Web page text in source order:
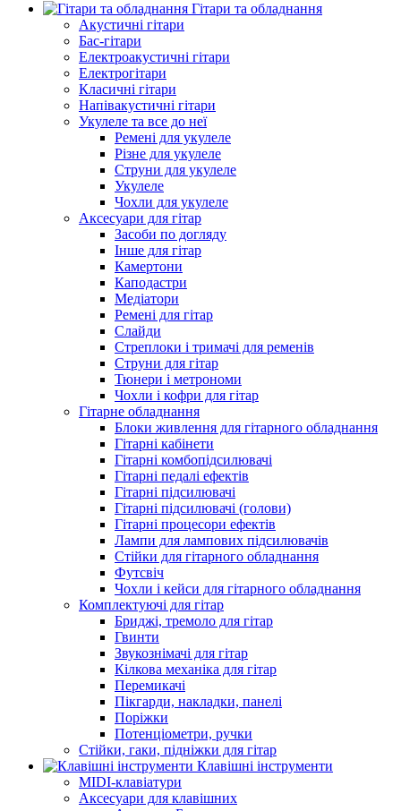
Гітари та обладнання
Акустичні гітари
Бас-гітари
Електроакустичні гітари
Електрогітари
Класичні гітари
Напівакустичні гітари
Укулеле та все до неї
Ремені для укулеле
Різне для укулеле
Струни для укулеле
Укулеле
Чохли для укулеле
Аксесуари для гітар
Засоби по догляду
Інше для гітар
Камертони
Каподастри
Медіатори
Ремені для гітар
Слайди
Стреплоки і тримачі для ременів
Струни для гітар
Тюнери і метрономи
Чохли і кофри для гітар
Гітарне обладнання
Блоки живлення для гітарного обладнання
Гітарні кабінети
Гітарні комбопідсилювачі
Гітарні педалі ефектів
Гітарні підсилювачі
Гітарні підсилювачі (голови)
Гітарні процесори ефектів
Лампи для лампових підсилювачів
Стійки для гітарного обладнання
Футсвіч
Чохли і кейси для гітарного обладнання
Комплектуючі для гітар
Бриджі, тремоло для гітар
Гвинти
Звукознімачі для гітар
Кілкова механіка для гітар
Перемикачі
Пікгарди, накладки, панелі
Поріжки
Потенціометри, ручки
Стійки, гаки, підніжки для гітар
Клавішні інструменти
MIDI-клавіатури
Аксесуари для клавішних